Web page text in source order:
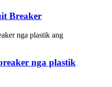
Breaker
nga plastik